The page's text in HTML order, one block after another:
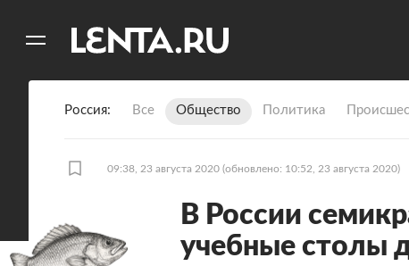
Россия Все Общество Политика
09:38, 23 августа 2020 (обновлено: 10:52, 23 августа 2020)
В России
учебные столы